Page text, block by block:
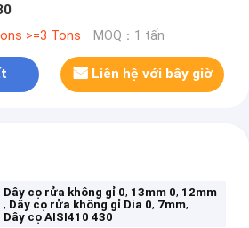
>=3 Tons MOQ：1 tấn
Liên hệ với bây giờ
Dây cọ rửa không gỉ 0, 13mm 0, 12mm
, Dây cọ rửa không gỉ Dia 0, 7mm,
Dây cọ AISI410 430